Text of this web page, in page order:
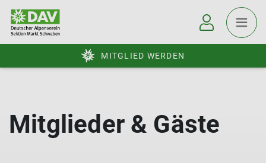
MITGLIED WERDEN
Mitglieder & Gäste